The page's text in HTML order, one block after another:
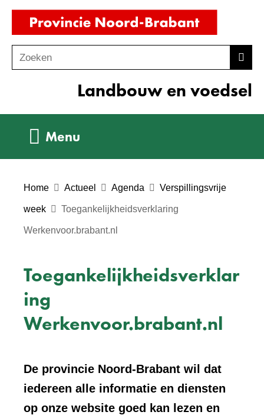
Ga
de
inhoud
o
Zoeken
Landbouw en voedsel
Menu
Home Actueel Agenda Verspillingsvrije
week Toegankelijkheidsverklaring
Werkenvoor.brabant.nl
Toegankelijkheidsverklar
ing
Werkenvoor.brabant.nl
De provincie Noord-Brabant wil dat
iedereen alle informatie en diensten
op onze website goed kan lezen en